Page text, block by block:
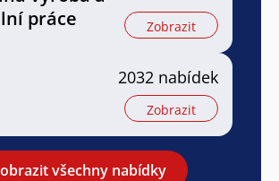
práce
Zobrazit
2032 nabídek
Zobrazit
všechny nabídky